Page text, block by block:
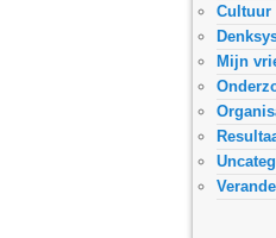
Cultuur
Mijn